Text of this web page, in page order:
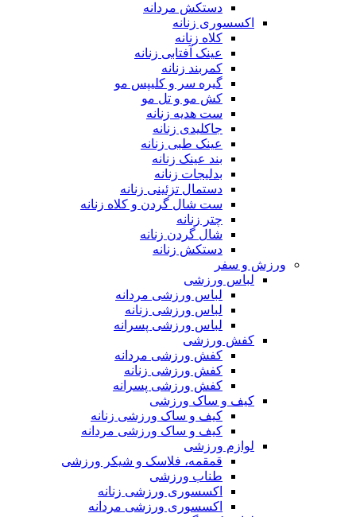
دستکش مردانه
اکسسوری زنانه
کلاه زنانه
عینک آفتابی زنانه
کمربند زنانه
گیره سر و کلیپس مو
کش مو و تل مو
ست هدیه زنانه
جاکلیدی زنانه
عینک طبی زنانه
بند عینک زنانه
بدلیجات زنانه
دستمال تزئینی زنانه
ست شال گردن و کلاه زنانه
چتر زنانه
شال گردن زنانه
دستکش زنانه
ورزش و سفر
لباس ورزشی
لباس ورزشی مردانه
لباس ورزشی زنانه
لباس ورزشی پسرانه
کفش ورزشی
کفش ورزشی مردانه
کفش ورزشی زنانه
کفش ورزشی پسرانه
کیف و ساک ورزشی
کیف و ساک ورزشی زنانه
کیف و ساک ورزشی مردانه
لوازم ورزشی
قمقمه، فلاسک و شیکر ورزشی
طناب ورزشی
اکسسوری ورزشی زنانه
اکسسوری ورزشی مردانه